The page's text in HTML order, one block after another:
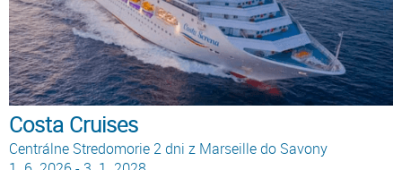
Costa Cruises
Centrálne Stredomorie 2 dni z Marseille do Savony